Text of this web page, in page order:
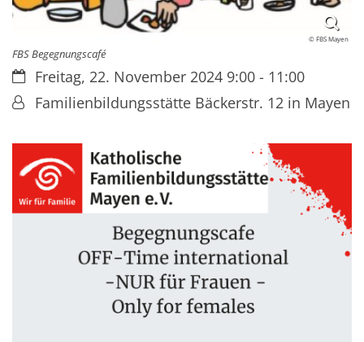
© FBS Mayen
FBS Begegnungscafé
Datum:Freitag, 22. November 2024 9:00 - 11:00
Von:Familienbildungsstätte Bäckerstr. 12 in Mayen